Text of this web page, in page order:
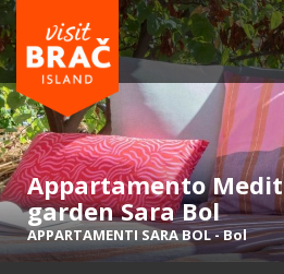
Appartamento
garden Sara Bol
APPARTAMENTI SARA BOL-Bol